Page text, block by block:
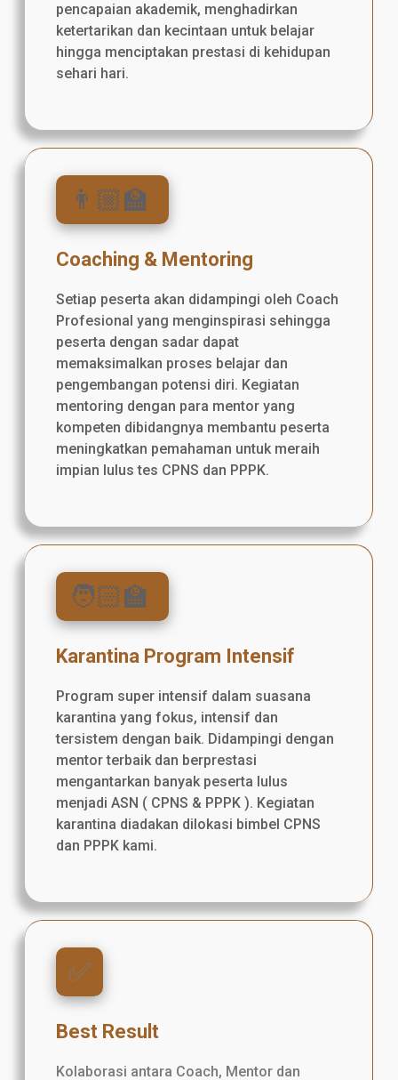
pencapaian akademik, menghadirkan
ketertarikan dan kecintaan untuk belajar
hingga menciptakan prestasi di kehidupan
sehari hari.
👨🏼‍🏫
Coaching & Mentoring
Setiap peserta akan didampingi oleh Coach
Profesional yang menginspirasi sehingga
peserta dengan sadar dapat
memaksimalkan proses belajar dan
pengembangan potensi diri. Kegiatan
mentoring dengan para mentor yang
kompeten dibidangnya membantu peserta
meningkatkan pemahaman untuk meraih
impian lulus tes CPNS dan PPPK.
🧑🏻‍🏫
Karantina Program Intensif
Program super intensif dalam suasana
karantina yang fokus, intensif dan
tersistem dengan baik. Didampingi dengan
mentor terbaik dan berprestasi
mengantarkan banyak peserta lulus
menjadi ASN ( CPNS & PPPK ). Kegiatan
karantina diadakan dilokasi bimbel CPNS
dan PPPK kami.
✅️
Best Result
Kolaborasi antara Coach, Mentor dan